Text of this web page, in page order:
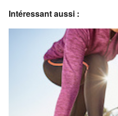
Intéressant aussi :